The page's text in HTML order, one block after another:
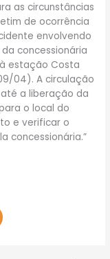
as circunstâncias
de ocorrência
envolvendo
concessionária
estação Costa
04). A circulação
a liberação da
o local do
e verificar o
concessionária.”